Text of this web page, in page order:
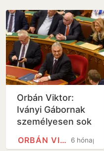
Orbán Viktor:
Iványi Gábornak
személyesen sok
mindennel
tartozom, soha6 hónap
ORBÁN VIKTOR